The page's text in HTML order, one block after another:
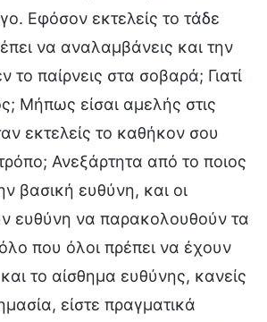
Εφόσον εκτελείς το τάδε
να αναλαμβάνεις και την
το παίρνεις στα σοβαρά; Γιατί
Μήπως είσαι αμελής στις
εκτελείς το καθήκον σου
Ανεξάρτητα από το ποιος
βασική ευθύνη, και οι
ευθύνη να παρακολουθούν τα
που όλοι πρέπει να έχουν
το αίσθημα ευθύνης, κανείς
είστε πραγματικά